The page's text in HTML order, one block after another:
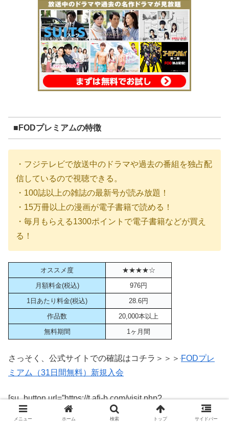
■FODプレミアムの特徴
・フジテレビで放送中のドラマや過去の番組を独占配
信しているので視聴できる。
・100誌以上の雑誌の最新号が読み放題！
・15万冊以上の漫画が電子書籍で読める！
・毎月もらえる1300ポイントで電子書籍などが買え
る！
オススメ度
★★★★☆
月額料金(税込)
976円
1日あたり料金(税込)
28.6円
作品数
20,000本以上
無料期間
1ヶ月間
さっそく、公式サイトでの確認はコチラ＞＞＞ FODプレ
ミアム（31日間無料）新規入会
[su_button url=”https://t.afi-b.com/visit.php?
guid=ON&a=a8052P-K301846n&p=W611767o” size=”5″
メニュー ホーム 検索 トップ サイドバー